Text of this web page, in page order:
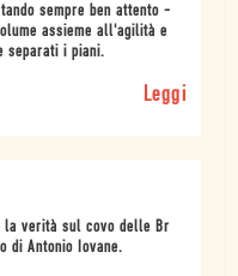
sempre ben attento -
assieme all'agilità e
separati i piani.
Leggi
verità sul covo delle Br
di Antonio Iovane.